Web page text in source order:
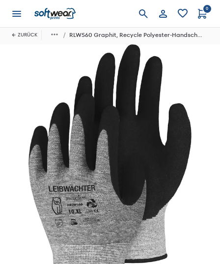
Anmelden
0
ZURÜCK RLW560 Graphit, Recycle Polyester-Handschuh mit Nitril-Beschichtung, SB-Karte